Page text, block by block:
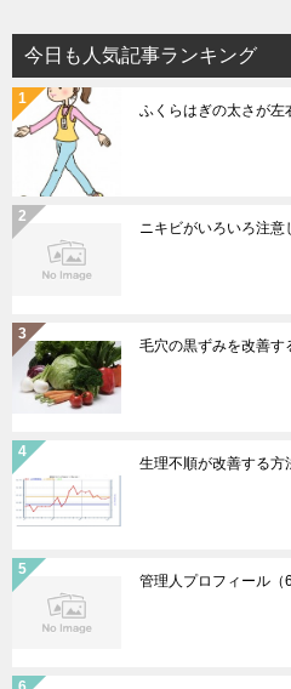
今日も人気記事ランキング
ふくらはぎの太さが左
ニキビがいろいろ注意
毛穴の黒ずみを改善す
生理不順が改善する方
管理人プロフィール